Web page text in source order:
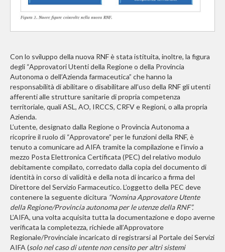
Con lo sviluppo della nuova RNF è stata istituita, inoltre, la figura
degli “Approvatori Utenti della Regione o della Provincia
Autonoma o dell’Azienda farmaceutica” che hanno la
responsabilità di abilitare o disabilitare all’uso della RNF gli utenti
afferenti alle strutture sanitarie di propria competenza
territoriale, quali ASL, AO, IRCCS, CRFV e Regioni, o alla propria
Azienda.
L’utente, designato dalla Regione o Provincia Autonoma a
ricoprire il ruolo di “Approvatore” per le funzioni della RNF, è
tenuto a comunicare ad AIFA tramite la compilazione e l’invio a
mezzo Posta Elettronica Certificata (PEC) del relativo modulo
debitamente compilato, corredato dalla copia del documento di
identità in corso di validità e della nota di incarico a firma del
Direttore del Servizio Farmaceutico. L’oggetto della PEC deve
contenere la seguente dicitura “Nomina Approvatore Utente
della Regione/Provincia autonoma per le utenze della RNF”.
L’AIFA, una volta acquisita tutta la documentazione e dopo averne
verificata la completezza, richiede all’Approvatore
Regionale/Provinciale incaricato di registrarsi al Portale dei Servizi
AIFA (solo nel caso di utente non censito per altri sistemi